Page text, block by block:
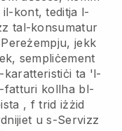
il-kont, teditja l-
tal-konsumatur
jekk
sempliċement
karatteristiċi ta 'l-
fatturi kollha bl-
, f trid iżżid
u s-Servizz